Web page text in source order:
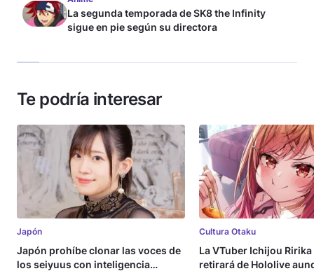
La segunda temporada de SK8 the Infinity
sigue en pie según su directora
Te podría interesar
Japón
Japón prohíbe clonar las voces de
los seiyuus con inteligencia
Cultura Otaku
La VTuber Ichijou Ririka
retirará de Hololive